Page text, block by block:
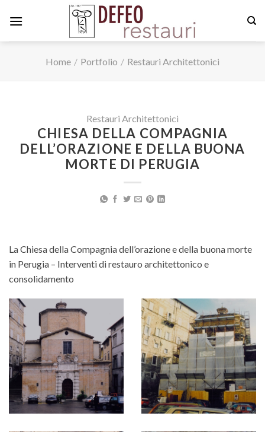
Home / Portfolio / Restauri Architettonici
Restauri Architettonici
CHIESA DELLA COMPAGNIA
DELL’ORAZIONE E DELLA BUONA
MORTE DI PERUGIA
La Chiesa della Compagnia dell’orazione e della buona morte
in Perugia – Interventi di restauro architettonico e
consolidamento